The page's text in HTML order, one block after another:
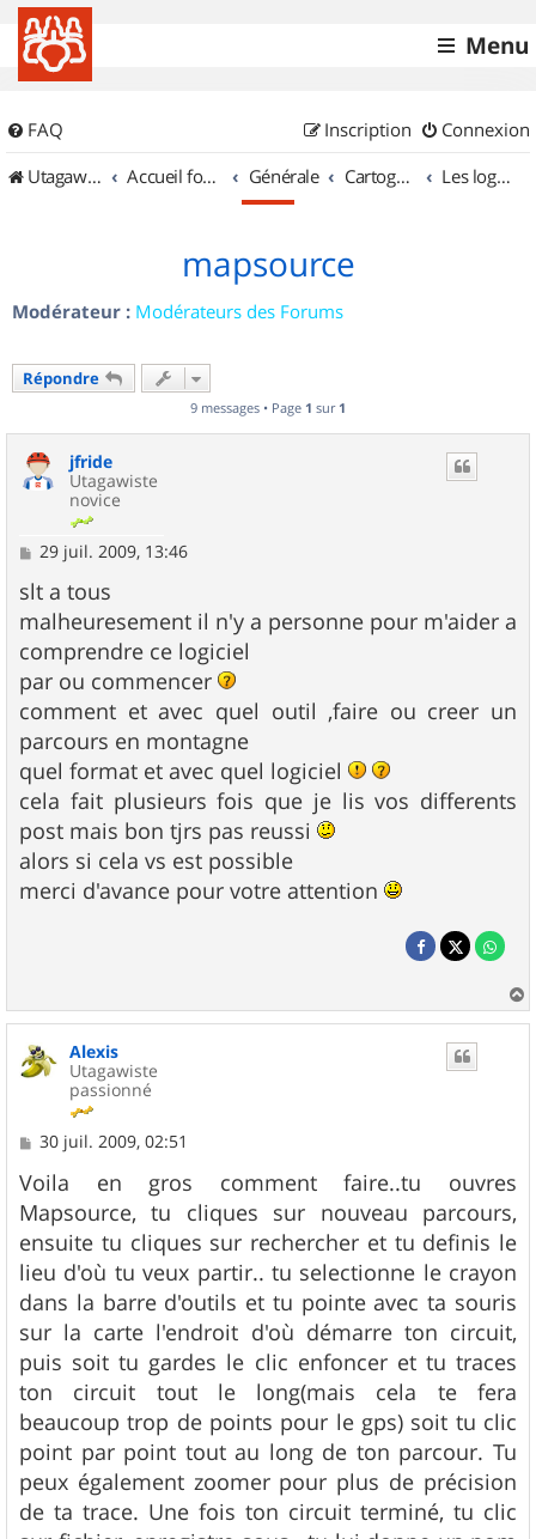
Menu
FAQ Connexion
Inscription
UtagawaVTT (Randos VTT et VTTAE avec traces GPS)
Accueil forum Générale Cartographie et GPS Les logiciels
mapsource
Modérateur : Modérateurs des Forums
Répondre
9 messages • Page 1 sur 1
jfride
Utagawiste
novice
M
s
s
a
g
e
29 juil. 2009, 13:46
slt a tous
malheuresement il n'y a personne pour m'aider a
comprendre ce logiciel
par ou commencer
comment et avec quel outil ,faire ou creer un
parcours en montagne
quel format et avec quel logiciel
cela fait plusieurs fois que je lis vos differents
post mais bon tjrs pas reussi
alors si cela vs est possible
merci d'avance pour votre attention
a
Alexis
Utagawiste
passionné
M
s
s
a
g
e
30 juil. 2009, 02:51
Voila en gros comment faire..tu ouvres
Mapsource, tu cliques sur nouveau parcours,
ensuite tu cliques sur rechercher et tu definis le
lieu d'où tu veux partir.. tu selectionne le crayon
dans la barre d'outils et tu pointe avec ta souris
sur la carte l'endroit d'où démarre ton circuit,
puis soit tu gardes le clic enfoncer et tu traces
ton circuit tout le long(mais cela te fera
beaucoup trop de points pour le gps) soit tu clic
point par point tout au long de ton parcour. Tu
peux également zoomer pour plus de précision
de ta trace. Une fois ton circuit terminé, tu clic